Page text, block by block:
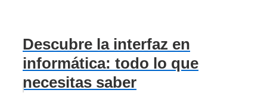
Descubre la interfaz en
informática: todo lo que
necesitas saber